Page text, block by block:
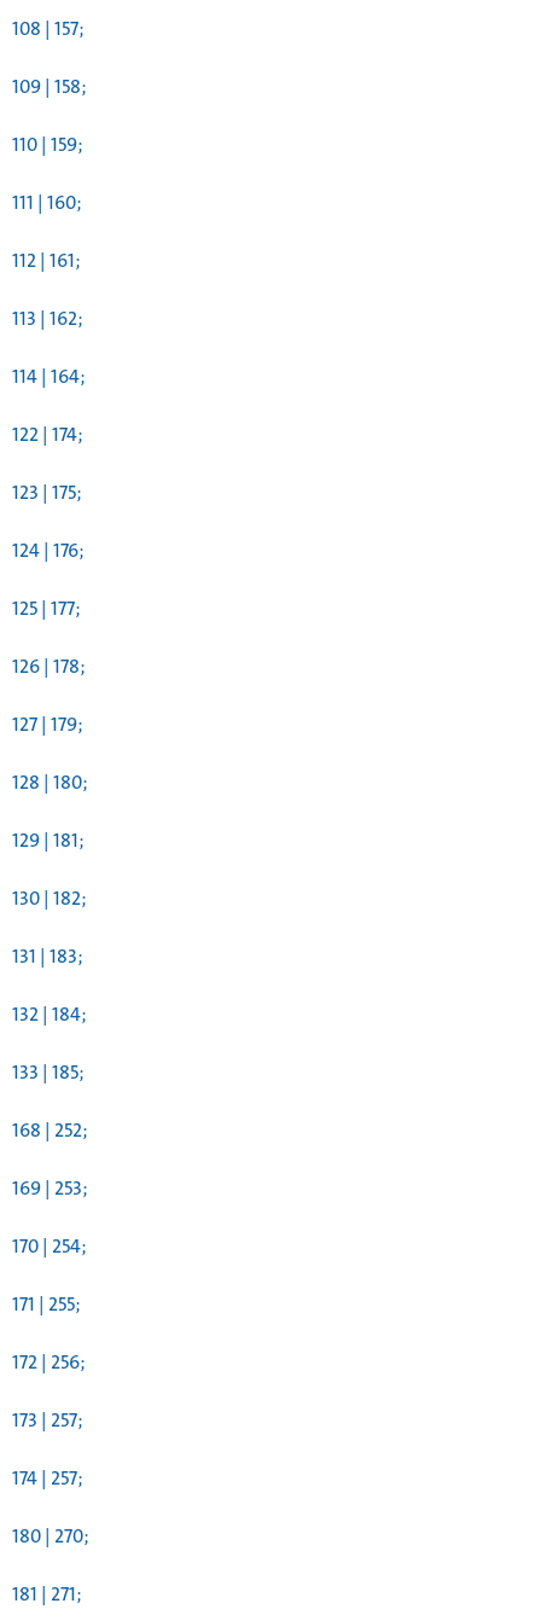
108 | 157;
109 | 158;
110 | 159;
111 | 160;
112 | 161;
113 | 162;
114 | 164;
122 | 174;
123 | 175;
124 | 176;
125 | 177;
126 | 178;
127 | 179;
128 | 180;
129 | 181;
130 | 182;
131 | 183;
132 | 184;
133 | 185;
168 | 252;
169 | 253;
170 | 254;
171 | 255;
172 | 256;
173 | 257;
174 | 257;
180 | 270;
181 | 271;